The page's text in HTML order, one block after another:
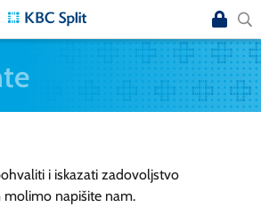
i iskazati zadovoljstvo
napišite nam.